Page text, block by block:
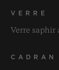
VERRE
Verre
CADRAN